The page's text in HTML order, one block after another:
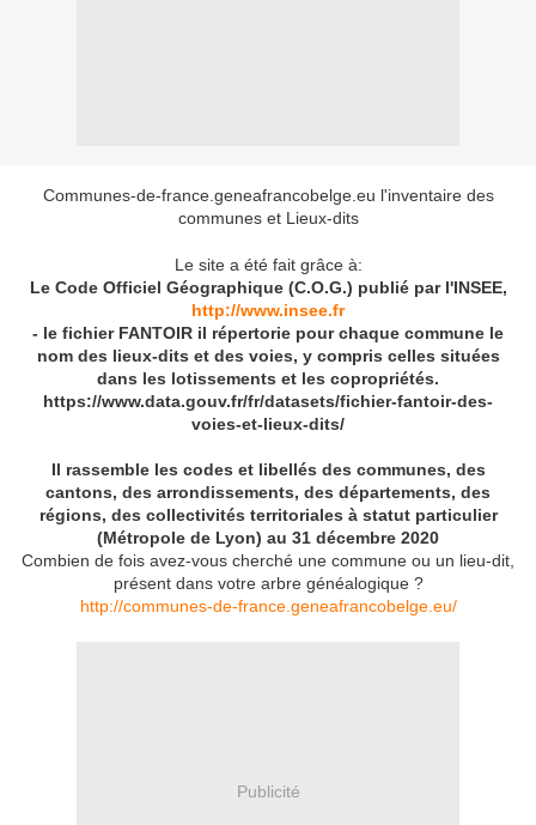
Communes-de-france.geneafrancobelge.eu l'inventaire des
communes et Lieux-dits
Le site a été fait grâce à:
Le Code Officiel Géographique (C.O.G.) publié par l'INSEE,
http://www.insee.fr
- le fichier FANTOIR il répertorie pour chaque commune le
nom des lieux-dits et des voies, y compris celles situées
dans les lotissements et les copropriétés.
https://www.data.gouv.fr/fr/datasets/fichier-fantoir-des-
voies-et-lieux-dits/
Il rassemble les codes et libellés des communes, des
cantons, des arrondissements, des départements, des
régions, des collectivités territoriales à statut particulier
(Métropole de Lyon) au 31 décembre 2020
Combien de fois avez-vous cherché une commune ou un lieu-dit,
présent dans votre arbre généalogique ?
http://communes-de-france.geneafrancobelge.eu/
Publicité